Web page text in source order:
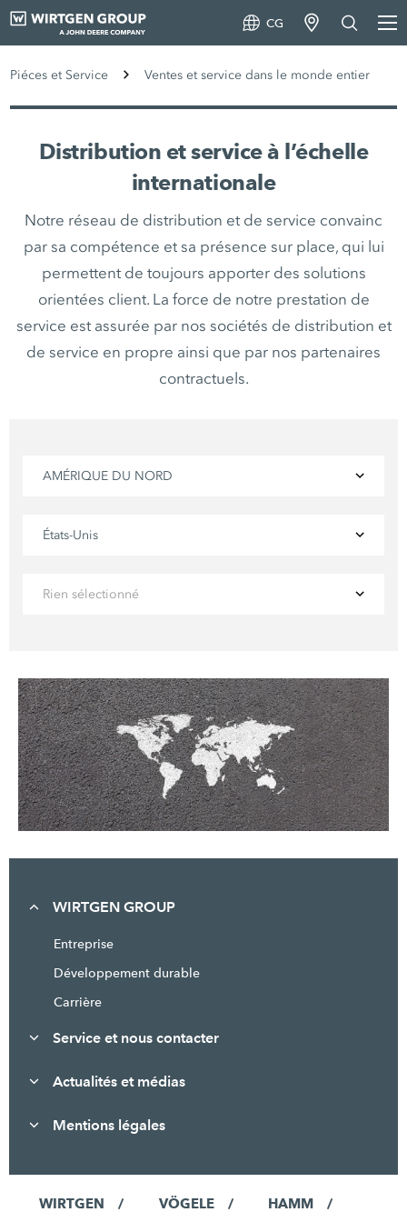
CG
Piéces et Service Ventes et service dans le monde entier
Distribution et service à l’échelle
internationale
Notre réseau de distribution et de service convainc
par sa compétence et sa présence sur place, qui lui
permettent de toujours apporter des solutions
orientées client. La force de notre prestation de
service est assurée par nos sociétés de distribution et
de service en propre ainsi que par nos partenaires
contractuels.
AMÉRIQUE DU NORD
États-Unis
Rien sélectionné
WIRTGEN GROUP
Entreprise
Développement durable
Carrière
Service et nous contacter
Actualités et médias
Mentions légales
WIRTGEN VÖGELE HAMM